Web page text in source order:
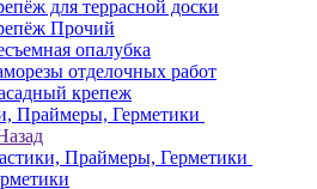
для террасной доски
Прочий
опалубка
отделочных работ
крепеж
Праймеры, Герметики
Праймеры, Герметики